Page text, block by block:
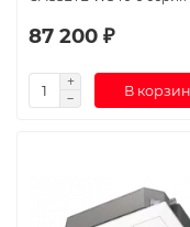
87 200 ₽
В